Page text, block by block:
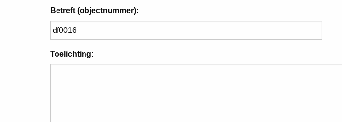
Betreft (objectnummer):
Toelichting: